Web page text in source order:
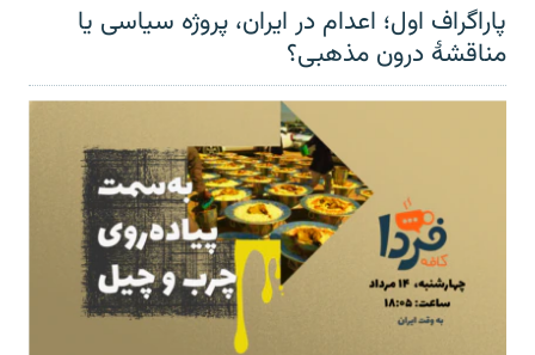
پاراگراف اول؛ اعدام در ایران، پروژه سیاسی یا
مناقشهٔ درون مذهبی؟